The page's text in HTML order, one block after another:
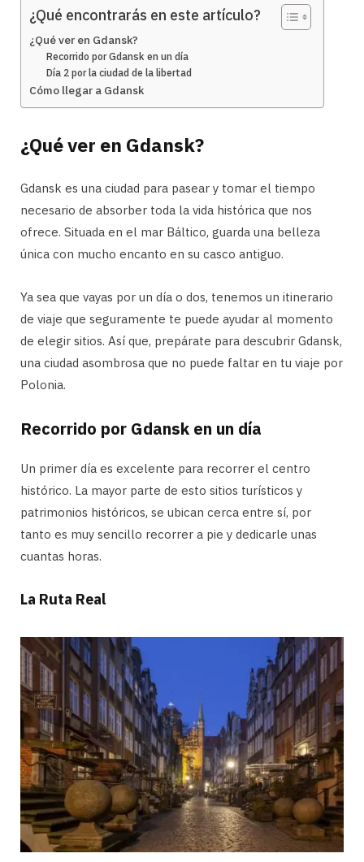
¿Qué encontrarás en este artículo?
¿Qué ver en Gdansk?
Recorrido por Gdansk en un día
Día 2 por la ciudad de la libertad
Cómo llegar a Gdansk
¿Qué ver en Gdansk?
Gdansk es una ciudad para pasear y tomar el tiempo
necesario de absorber toda la vida histórica que nos
ofrece. Situada en el mar Báltico, guarda una belleza
única con mucho encanto en su casco antiguo.
Ya sea que vayas por un día o dos, tenemos un itinerario
de viaje que seguramente te puede ayudar al momento
de elegir sitios. Así que, prepárate para descubrir Gdansk,
una ciudad asombrosa que no puede faltar en tu viaje por
Polonia.
Recorrido por Gdansk en un día
Un primer día es excelente para recorrer el centro
histórico. La mayor parte de esto sitios turísticos y
patrimonios históricos, se ubican cerca entre sí, por
tanto es muy sencillo recorrer a pie y dedicarle unas
cuantas horas.
La Ruta Real